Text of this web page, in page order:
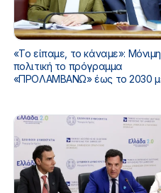
«Το είπαμε, το κάναμε»: Μόνιμη
πολιτική το πρόγραμμα
«ΠΡΟΛΑΜΒΑΝΩ» έως το 2030